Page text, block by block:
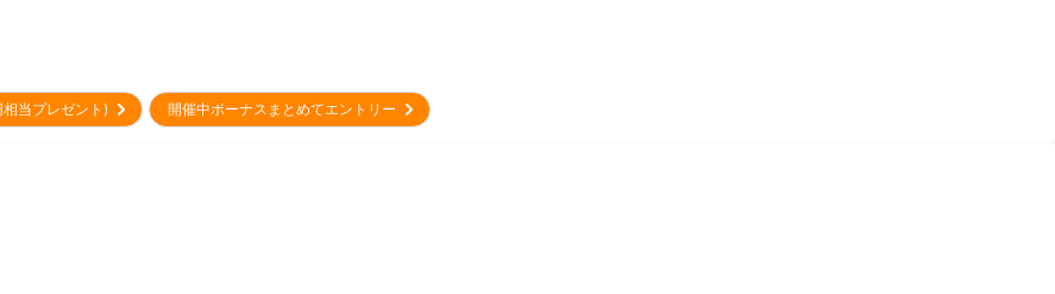
相当プレゼント) 開催中ボーナスまとめてエントリー